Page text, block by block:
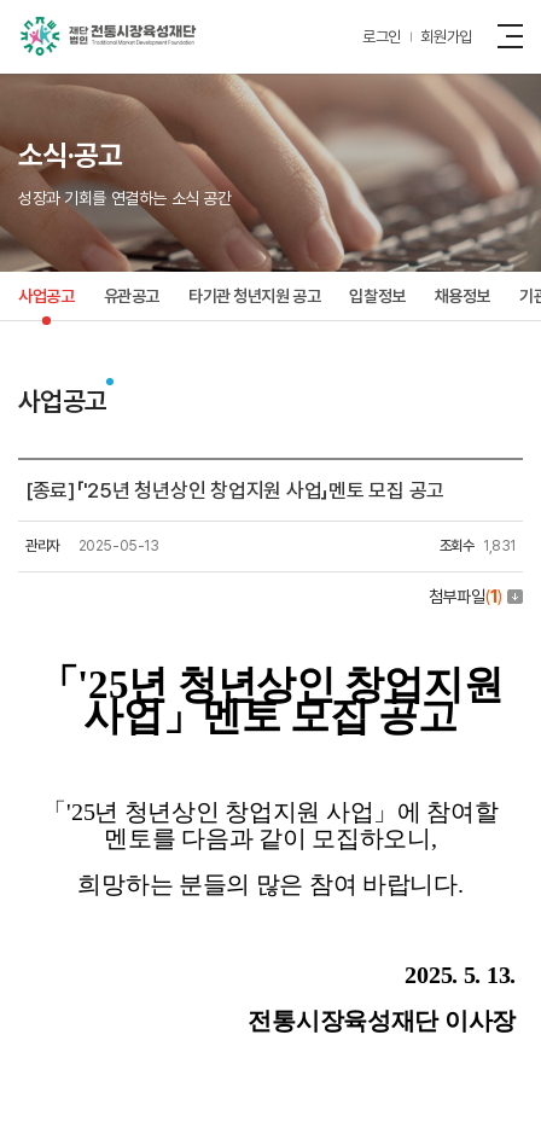
로그인 회원가입
소식·공고
성장과 기회를 연결하는 소식 공간
사업공고 유관공고 타기관 청년지원 공고 입찰정보 채용정보 기
사업공고
[종료]「'25년 청년상인 창업지원 사업」멘토 모집 공고
관리자 2025-05-13 조회수 1,831
첨부파일(1)
「'25년 청년상인 창업지원
사업」멘토 모집 공고
「'25년 청년상인 창업지원 사업」에 참여할
멘토를 다음과 같이 모집하오니,
희망하는 분들의 많은 참여 바랍니다.
2025. 5. 13.
전통시장육성재단 이사장